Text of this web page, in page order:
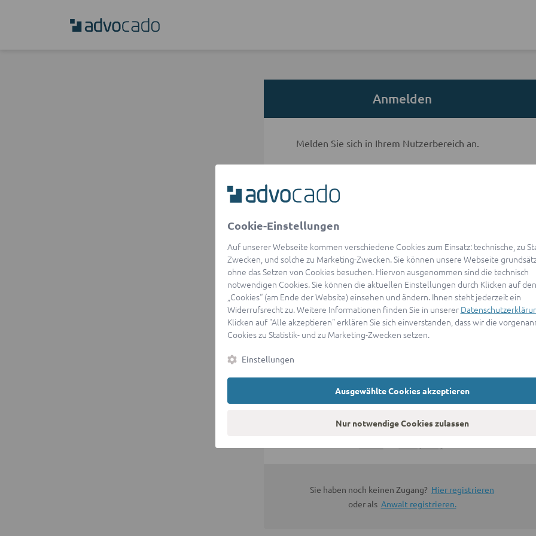
Anmelden
Melden Sie sich in Ihrem Nutzerbereich an.
E-Mail-Adresse
Passwort
Passwort vergessen?
ANMELDEN
oder
Sign in with Google
Sie haben noch keinen Zugang? Hier registrieren
oder als Anwalt registrieren.
Cookie-Einstellungen
Auf unserer Webseite kommen verschiedene Cookies zum Einsatz: technische, zu
Zwecken, und solche zu Marketing-Zwecken. Sie können unsere Webseite
ohne das Setzen von Cookies besuchen. Hiervon ausgenommen sind die technisch
notwendigen Cookies. Sie können die aktuellen Einstellungen durch Klicken auf
„Cookies“ (am Ende der Website) einsehen und ändern. Ihnen steht jederzeit ein
Widerrufsrecht zu. Weitere Informationen finden Sie in unserer
Klicken auf "Alle akzeptieren" erklären Sie sich einverstanden, dass wir die
Cookies zu Statistik- und zu Marketing-Zwecken setzen.
Einstellungen
Ausgewählte Cookies akzeptieren
Nur notwendige Cookies zulassen